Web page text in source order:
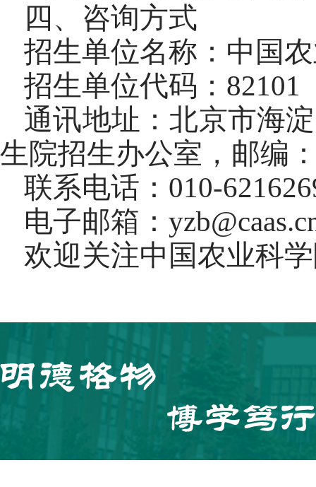
四、咨询方式
招生单位名称：中国
招生单位代码： 82101
通讯地址：北京市海
生院招生办公室，邮编
联系电话： 010-
电子邮箱：
欢迎关注中国农业科